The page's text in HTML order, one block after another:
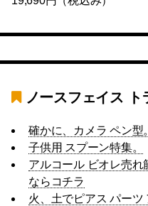
ノースフェイス ト
確かに、カメラ ペン型。
子供用 スプーン特集。
アルコール ビオレ売れ
ならコチラ
火、土でピアス パーツ